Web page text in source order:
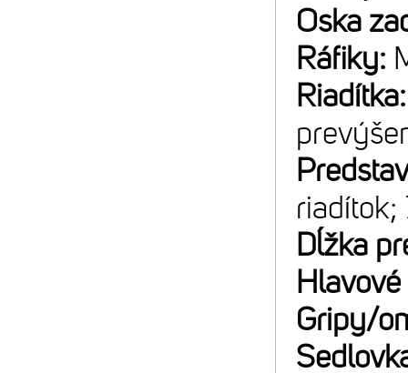
Oska
Ráfiky:
riadítok;
Dĺžka
Gripy/